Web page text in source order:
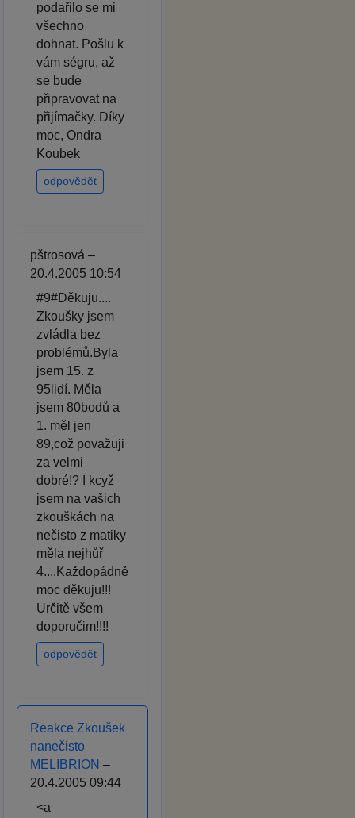
podařilo se mi
všechno
dohnat. Pošlu k
vám ségru, až
se bude
připravovat na
přijímačky. Díky
moc, Ondra
Koubek
odpovědět
pštrosová –
20.4.2005 10:54
#9#Děkuju....
Zkoušky jsem
zvládla bez
problémů.Byla
jsem 15. z
95lidí. Měla
jsem 80bodů a
1. měl jen
89,což považuji
za velmi
dobré!? I kcyž
jsem na vašich
zkouškách na
nečisto z matiky
měla nejhůř
4....Každopádně
moc děkuju!!!
Určitě všem
doporučim!!!!
odpovědět
Reakce Zkoušek
nanečisto
MELIBRION –
20.4.2005 09:44
<a